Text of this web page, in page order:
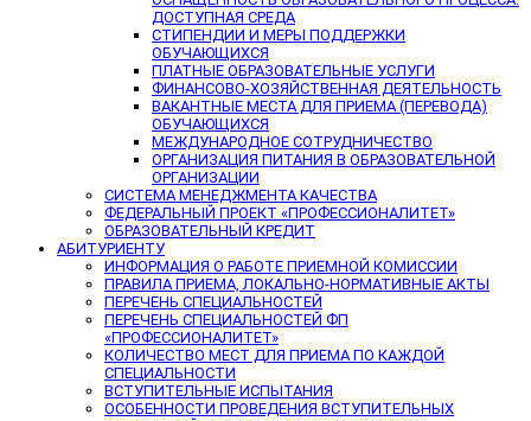
ДОСТУПНАЯ СРЕДА
СТИПЕНДИИ И МЕРЫ ПОДДЕРЖКИ
ОБУЧАЮЩИХСЯ
ПЛАТНЫЕ ОБРАЗОВАТЕЛЬНЫЕ УСЛУГИ
ФИНАНСОВО-ХОЗЯЙСТВЕННАЯ ДЕЯТЕЛЬНОСТЬ
ВАКАНТНЫЕ МЕСТА ДЛЯ ПРИЕМА (ПЕРЕВОДА)
ОБУЧАЮЩИХСЯ
МЕЖДУНАРОДНОЕ СОТРУДНИЧЕСТВО
ОРГАНИЗАЦИЯ ПИТАНИЯ В ОБРАЗОВАТЕЛЬНОЙ
ОРГАНИЗАЦИИ
СИСТЕМА МЕНЕДЖМЕНТА КАЧЕСТВА
ФЕДЕРАЛЬНЫЙ ПРОЕКТ «ПРОФЕССИОНАЛИТЕТ»
ОБРАЗОВАТЕЛЬНЫЙ КРЕДИТ
АБИТУРИЕНТУ
ИНФОРМАЦИЯ О РАБОТЕ ПРИЕМНОЙ КОМИССИИ
ПРАВИЛА ПРИЕМА, ЛОКАЛЬНО-НОРМАТИВНЫЕ АКТЫ
ПЕРЕЧЕНЬ СПЕЦИАЛЬНОСТЕЙ
ПЕРЕЧЕНЬ СПЕЦИАЛЬНОСТЕЙ ФП
«ПРОФЕССИОНАЛИТЕТ»
КОЛИЧЕСТВО МЕСТ ДЛЯ ПРИЕМА ПО КАЖДОЙ
СПЕЦИАЛЬНОСТИ
ВСТУПИТЕЛЬНЫЕ ИСПЫТАНИЯ
ОСОБЕННОСТИ ПРОВЕДЕНИЯ ВСТУПИТЕЛЬНЫХ